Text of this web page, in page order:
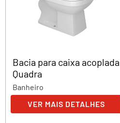
Bacia para caixa acoplada
Quadra
Banheiro
VER MAIS DETALHES